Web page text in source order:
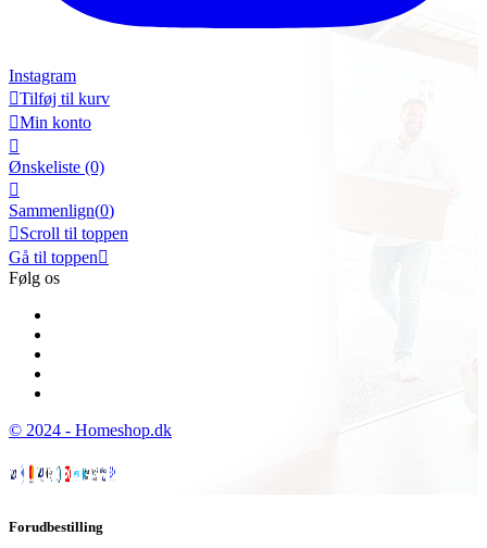
Instagram
Tilføj til kurv
Min konto

Ønskeliste (0)

Sammenlign(0)
Scroll til toppen
Gå til toppen
Følg os
© 2024 - Homeshop.dk
Forudbestilling